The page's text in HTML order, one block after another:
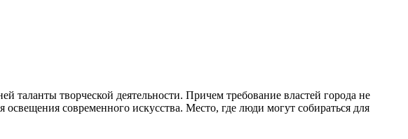
таланты творческой деятельности. Причем требование властей города не
современного искусства. Место, где люди могут собираться для